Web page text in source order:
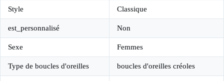
Style Classique
est_personnalisé Non
Sexe Femmes
Type de boucles d'oreilles boucles d'oreilles créoles